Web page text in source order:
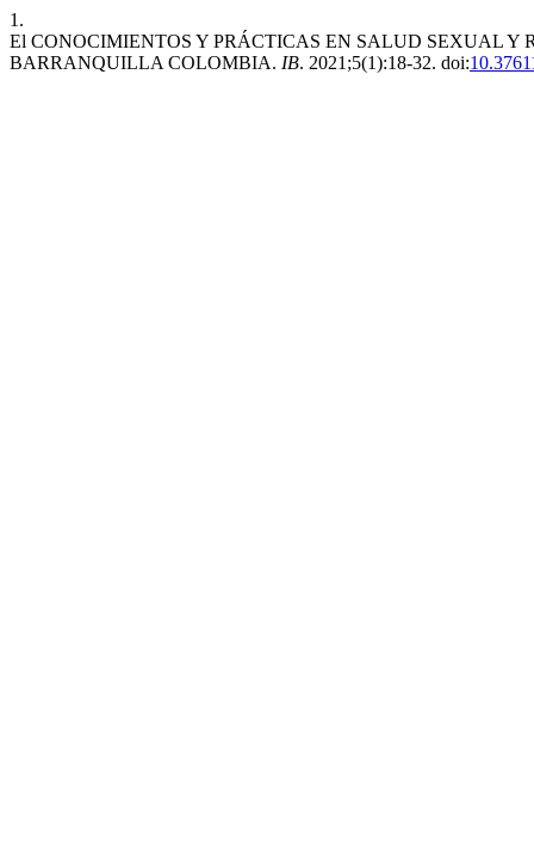
1.
El CONOCIMIENTOS Y PRÁCTICAS EN SALUD SEXUAL
BARRANQUILLA COLOMBIA. IB. 2021;5(1):18-32. doi: